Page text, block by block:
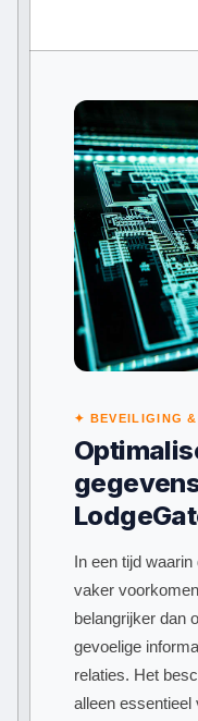
✦ BEVEILIGING &
In een tijd
vaker
belangrijker dan
gevoelige
relaties. Het
alleen essentieel